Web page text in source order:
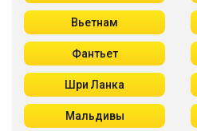
Вьетнам
Фантьет
Шри Ланка
Мальдивы